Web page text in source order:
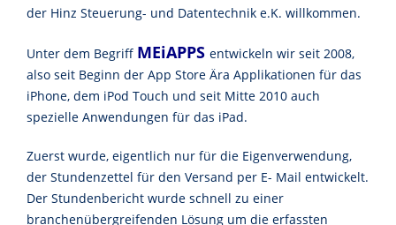
der Hinz Steuerung- und Datentechnik e.K. willkommen.
Unter dem Begriff MEiAPPS entwickeln wir seit 2008,
also seit Beginn der App Store Ära Applikationen für das
iPhone, dem iPod Touch und seit Mitte 2010 auch
spezielle Anwendungen für das iPad.
Zuerst wurde, eigentlich nur für die Eigenverwendung,
der Stundenzettel für den Versand per E- Mail entwickelt.
Der Stundenbericht wurde schnell zu einer
branchenübergreifenden Lösung um die erfassten